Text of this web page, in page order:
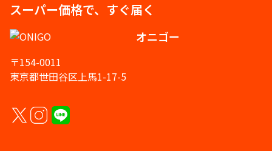
スーパー価格で、すぐ届く
オニゴー
〒154-0011
東京都世田谷区上馬1-17-5